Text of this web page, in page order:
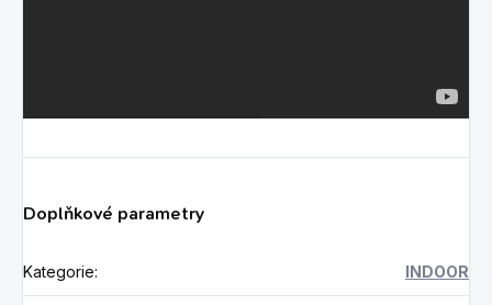
Doplňkové parametry
Kategorie: INDOOR